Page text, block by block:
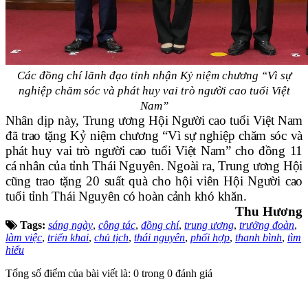
Các đồng chí lãnh đạo tỉnh nhận Kỷ niệm chương “Vì sự
nghiệp chăm sóc và phát huy vai trò người cao tuổi Việt
Nam”
Nhân dịp này, Trung ương Hội Người cao tuổi Việt Nam
đã trao tặng Kỷ niệm chương “Vì sự nghiệp chăm sóc và
phát huy vai trò người cao tuổi Việt Nam” cho đồng 11
cá nhân của tỉnh Thái Nguyên. Ngoài ra, Trung ương Hội
cũng trao tặng 20 suất quà cho hội viên Hội Người cao
tuổi tỉnh Thái Nguyên có hoàn cảnh khó khăn.
Thu Hương
Tags: sáng ngày, công tác, đồng chí, trung ương, trưởng đoàn,
làm việc, triển khai, chủ tịch, thái nguyên, phối hợp, thanh bình, tìm
hiểu
Tổng số điểm của bài viết là: 0 trong 0 đánh giá